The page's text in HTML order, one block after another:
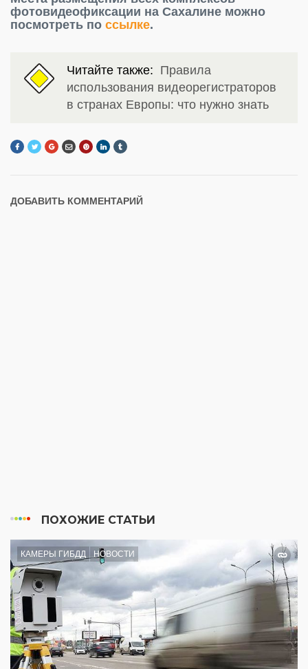
фотовидеофиксации на Сахалине можно
посмотреть по ссылке.
Читайте также: Правила
использования видеорегистраторов
в странах Европы: что нужно знать
ДОБАВИТЬ КОММЕНТАРИЙ
ПОХОЖИЕ СТАТЬИ
КАМЕРЫ ГИБДД НОВОСТИ